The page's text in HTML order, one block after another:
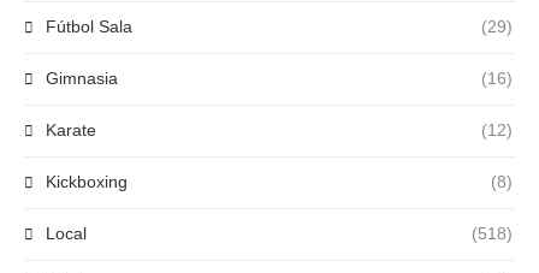
Fútbol Sala (29)
Gimnasia (16)
Karate (12)
Kickboxing (8)
Local (518)